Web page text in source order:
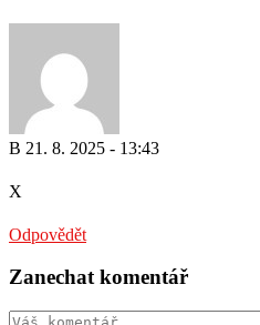
B 21. 8. 2025 - 13:43
X
Odpovědět
Zanechat komentář